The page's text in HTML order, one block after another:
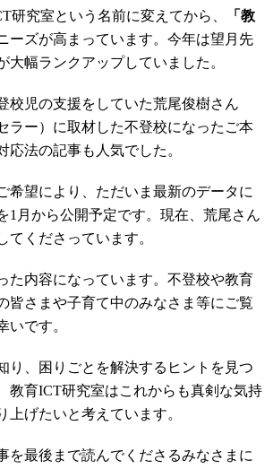
研究室という名前に変えてから、
「教
ーズが高まっています。今年は望月先
大幅ランクアップしていました。
校児の支援をしていた荒尾俊樹さん
ラー）に取材した不登校になったご本
応法の記事も人気でした。
希望により、ただいま最新のデータに
1月から公開予定です。現在、荒尾さん
てくださっています。
た内容になっています。不登校や教育
皆さまや子育て中のみなさま等にご覧
いです。
り、困りごとを解決するヒントを見つ
教育ICT研究室はこれからも真剣な気持
上げたいと考えています。
を最後まで読んでくださるみなさまに